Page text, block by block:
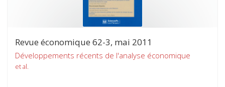
Revue économique 62-3, mai 2011
Développements récents de l'analyse économique
et al.